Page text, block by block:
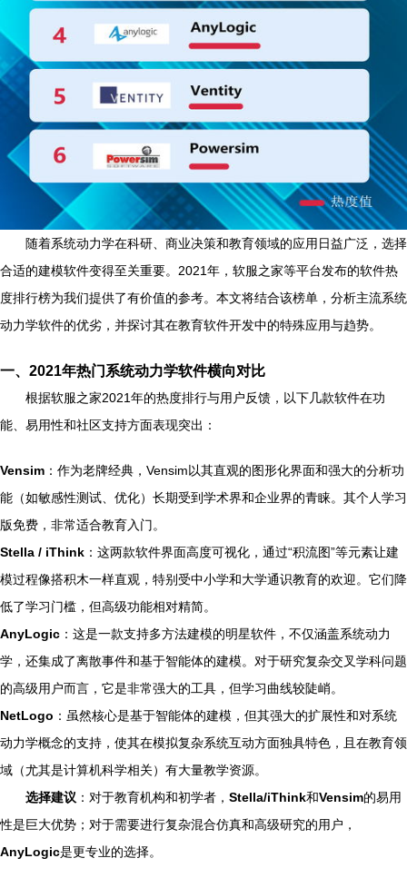
随着系统动力学在科研、商业决策和教育领域的应用日益广泛，选择
合适的建模软件变得至关重要。2021年，软服之家等平台发布的软件热
度排行榜为我们提供了有价值的参考。本文将结合该榜单，分析主流系统
动力学软件的优劣，并探讨其在教育软件开发中的特殊应用与趋势。
一、2021年热门系统动力学软件横向对比
根据软服之家2021年的热度排行与用户反馈，以下几款软件在功
能、易用性和社区支持方面表现突出：
Vensim ：作为老牌经典，Vensim以其直观的图形化界面和强大的分析功
能（如敏感性测试、优化）长期受到学术界和企业界的青睐。其个人学习
版免费，非常适合教育入门。
Stella / iThink ：这两款软件界面高度可视化，通过“积流图”等元素让建
模过程像搭积木一样直观，特别受中小学和大学通识教育的欢迎。它们降
低了学习门槛，但高级功能相对精简。
AnyLogic ：这是一款支持多方法建模的明星软件，不仅涵盖系统动力
学，还集成了离散事件和基于智能体的建模。对于研究复杂交叉学科问题
的高级用户而言，它是非常强大的工具，但学习曲线较陡峭。
NetLogo ：虽然核心是基于智能体的建模，但其强大的扩展性和对系统
动力学概念的支持，使其在模拟复杂系统互动方面独具特色，且在教育领
域（尤其是计算机科学相关）有大量教学资源。
选择建议 ：对于教育机构和初学者， Stella/iThink和Vensim的易用
性是巨大优势；对于需要进行复杂混合仿真和高级研究的用户，
AnyLogic是更专业的选择。